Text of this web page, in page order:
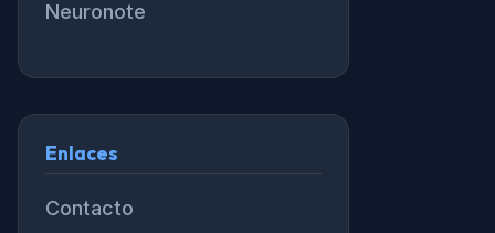
Neuronote
Enlaces
Contacto